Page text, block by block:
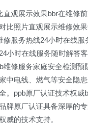
直观展示效果bbr在维修
比照片直观展示维修效
修服务热线24小时在线服
小时在线服务随时解答
维修服务家庭安全检测预
中电线、燃气等安全隐
。ppb原厂认证技术权威
牌原厂认证具备深厚的
威的技术支持。